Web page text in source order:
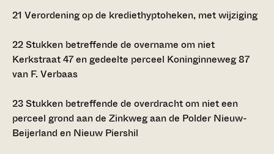
21 Verordening op de krediethyptoheken, met wijziging
22Stukken betreffende de overname om niet
Kerkstraat 47 en gedeelte perceel Koninginneweg 87
van F. Verbaas
23Stukken betreffende de overdracht om niet een
perceel grond aan de Zinkweg aan de Polder Nieuw-
Beijerland en Nieuw Piershil